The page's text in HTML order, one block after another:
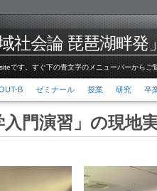
社会論 琵琶湖畔発
です。すぐ下の青文字のメニューバーから
B ゼミナール 授業 研究 卒
入門演習」の現地